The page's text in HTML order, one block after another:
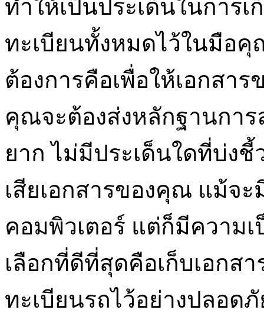
ทำให้เป็นประเด็นในการ
ทะเบียนทั้งหมดไว้ในมือ
ต้องการคือเพื่อให้เอกสา
คุณจะต้องส่งหลักฐานการ
ยาก ไม่มีประเด็นใดที่บ่ง
เสียเอกสารของคุณ แม้จะ
คอมพิวเตอร์ แต่ก็มีความ
เลือกที่ดีที่สุดคือเก็บเอกส
ทะเบียนรถไว้อย่างปลอด